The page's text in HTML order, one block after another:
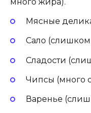
Мясные
Сало
Сладости
Чипсы (много
Варенье